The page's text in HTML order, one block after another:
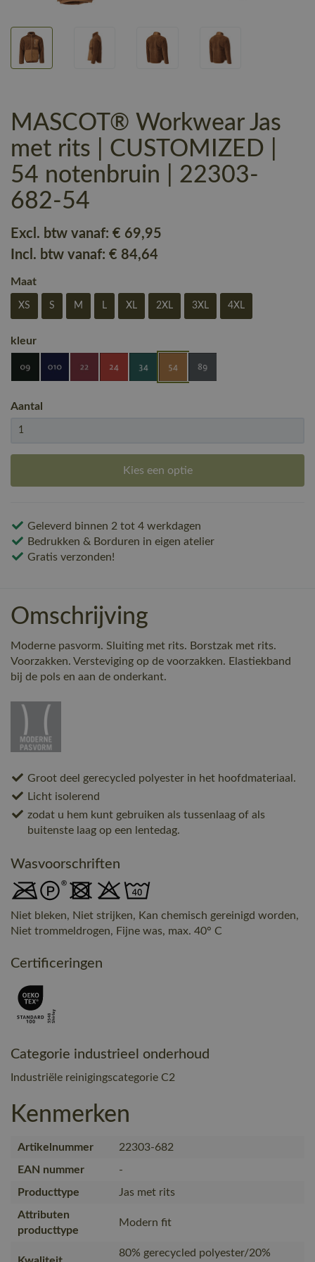
MASCOT® Workwear Jas
met rits | CUSTOMIZED |
54 notenbruin | 22303-
682-54
Excl. btw vanaf: € 69,95
Incl. btw vanaf: € 84,64
Maat
XS S M L XL 2XL 3XL 4XL
kleur
Aantal
Kies een optie
Geleverd binnen 2 tot 4 werkdagen
Bedrukken & Borduren in eigen atelier
Gratis verzonden!
Omschrijving
Moderne pasvorm. Sluiting met rits. Borstzak met rits.
Voorzakken. Versteviging op de voorzakken. Elastiekband
bij de pols en aan de onderkant.
Groot deel gerecycled polyester in het hoofdmateriaal.
Licht isolerend
zodat u hem kunt gebruiken als tussenlaag of als
buitenste laag op een lentedag.
Wasvoorschriften
Niet bleken, Niet strijken, Kan chemisch gereinigd worden,
Niet trommeldrogen, Fijne was, max. 40° C
Certificeringen
Categorie industrieel onderhoud
Industriële reinigingscategorie C2
Kenmerken
Artikelnummer
22303-682
EAN nummer
-
Producttype
Jas met rits
Attributen
producttype
Modern fit
80% gerecycled polyester/20%